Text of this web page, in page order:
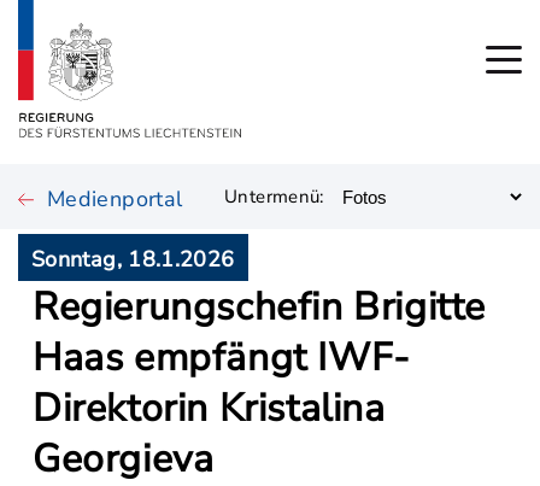
Medienportal Untermenü:
Sonntag, 18.1.2026
Regierungschefin Brigitte
Haas empfängt IWF-
Direktorin Kristalina
Georgieva